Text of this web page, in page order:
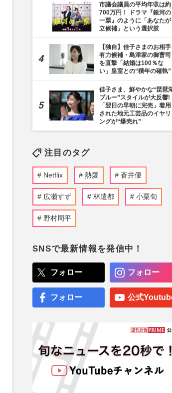
市議会議員の平均年収は約
700万円！ ドラマ『銀河の
一票』のように「あなたが
立候補」という選択肢
【独自】佳子さまのお相手
有力候補・島津家の御曹司
を直撃「結婚は100％な
い」皇室との“積年の確執”
佳子さま、鮮やかな“琵琶
ブルー”スタイルが大反響!
「翌日の早朝に完売」着用
された地元工芸品のイヤリ
ングが“爆売れ”
注目のタグ
Netflix 熱愛 蒼井優
広瀬すず 林遣都 小栗旬
野村周平
SNSで最新情報を発信中！
フォロー フォロー
フォロー 公式